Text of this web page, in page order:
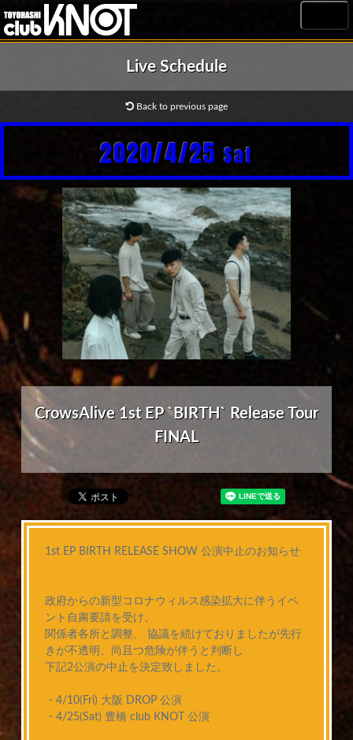
Live Schedule
Back to previous page
2020/4/25 Sat
CrowsAlive 1st EP `BIRTH` Release Tour
FINAL
1st EP BIRTH RELEASE SHOW 公演中止のお知らせ
政府からの新型コロナウィルス感染拡大に伴うイベ
ント自粛要請を受け、
関係者各所と調整、 協議を続けておりましたが先行
きが不透明、尚且つ危険が伴うと判断し
下記2公演の中止を決定致しました。
・4/10(Fri) 大阪 DROP 公演
・4/25(Sat) 豊橋 club KNOT 公演